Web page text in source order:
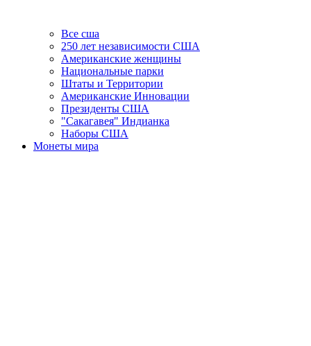
Все сша
250 лет независимости США
Американские женщины
Национальные парки
Штаты и Территории
Американские Инновации
Президенты США
"Сакагавея" Индианка
Наборы США
Монеты мира